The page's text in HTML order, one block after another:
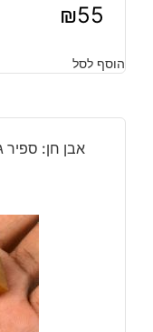
₪55
הוסף לסל
אבן חן: ספיר